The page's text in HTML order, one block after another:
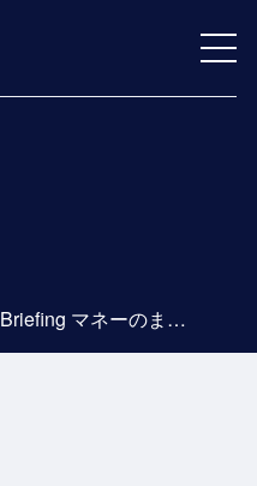
『NIKKEI Briefing マネーのまなび』に当社代表のインタビューが掲載されました